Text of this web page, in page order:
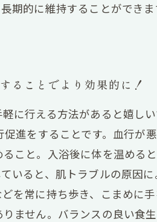
期的に維持することができ
ることでより効果的に！
に行える方法があると嬉し
進をすることです。血行が
こと。入浴後に体を温める
いると、肌トラブルの原因
を常に持ち歩き、こまめに
ません。バランスの良い食